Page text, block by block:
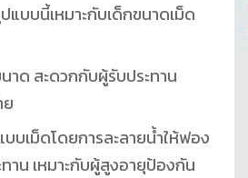
แบบนี้เหมาะกับเด็กขนาดเม็ด
าด สะดวกกับผู้รับประทาน
บเม็ดโดยการละลายน้ำให้ฟอง
าน เหมาะกับผู้สูงอายุป้องกัน